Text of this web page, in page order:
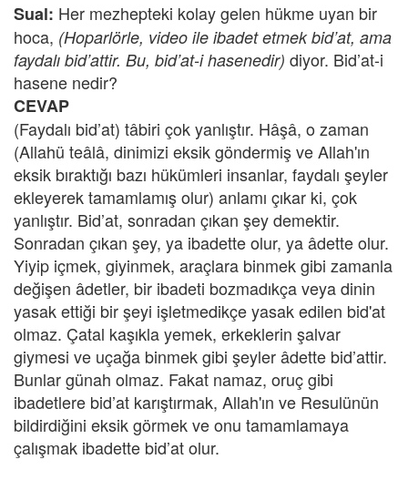
Sual: Her mezhepteki kolay gelen hükme uyan bir
hoca, (Hoparlörle, video ile ibadet etmek bid’at, ama
faydalı bid’attir. Bu, bid’at-i hasenedir) diyor. Bid’at-i
hasene nedir?
CEVAP
(Faydalı bid’at) tâbiri çok yanlıştır. Hâşâ, o zaman
(Allahü teâlâ, dinimizi eksik göndermiş ve Allah'ın
eksik bıraktığı bazı hükümleri insanlar, faydalı şeyler
ekleyerek tamamlamış olur) anlamı çıkar ki, çok
yanlıştır. Bid’at, sonradan çıkan şey demektir.
Sonradan çıkan şey, ya ibadette olur, ya âdette olur.
Yiyip içmek, giyinmek, araçlara binmek gibi zamanla
değişen âdetler, bir ibadeti bozmadıkça veya dinin
yasak ettiği bir şeyi işletmedikçe yasak edilen bid'at
olmaz. Çatal kaşıkla yemek, erkeklerin şalvar
giymesi ve uçağa binmek gibi şeyler âdette bid’attir.
Bunlar günah olmaz. Fakat namaz, oruç gibi
ibadetlere bid’at karıştırmak, Allah'ın ve Resulünün
bildirdiğini eksik görmek ve onu tamamlamaya
çalışmak ibadette bid’at olur.